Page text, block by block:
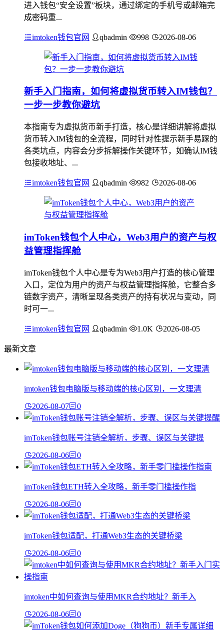
进入钱包“安全设置”板块，通过绑定的手机号或邮箱完
成密码重...
imtoken钱包官网 qbadmin 998 2026-08-06
新手入门指南，如何将虚拟货币转入IM钱包？
一步一步教你避坑
本指南专为虚拟货币新手打造，核心是详细讲解将虚拟
货币转入IM钱包的全流程，同时针对性提示新手易踩的
各类坑点，内容会分步拆解操作关键环节，如确认IM钱
包接收地址、...
imtoken钱包官网 qbadmin 982 2026-08-06
imToken钱包个人中心，Web3用户的资产与权
益管理指挥舱
imToken钱包个人中心是专为Web3用户打造的核心管理
入口，定位为用户的资产与权益管理指挥舱，它整合多
链数字资产，清晰呈现各类资产的持有状况与变动，同
时可一...
imtoken钱包官网 qbadmin 1.0K 2026-08-05
最新文章
imtoken钱包电脑版与移动端的核心区别，一文理清
2026-08-07 0
imToken钱包账号注销全解析，步骤、误区与关键提
2026-08-06 0
imToken钱包ETH转入全攻略，新手零门槛操作指
2026-08-06 0
imToken钱包适配，打通Web3生态的关键桥梁
2026-08-06 0
imtoken中如何查询与使用MKR合约地址？新手入
2026-08-06 0